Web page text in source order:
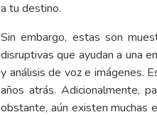
a tu destino.
Sin embargo, estas son
disruptivas que ayudan a una
y análisis de voz e imágenes.
años atrás. Adicionalmente,
obstante, aún existen muchas